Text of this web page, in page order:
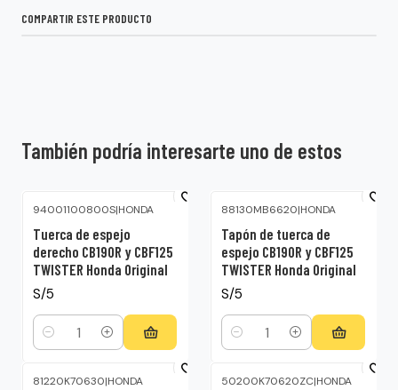
COMPARTIR ESTE PRODUCTO
También podría interesarte uno de estos
94001100800S|HONDA
Tuerca de espejo
derecho CB190R y CBF125
TWISTER Honda Original
S/5
Cantidad
88130MB6620|HONDA
Tapón de tuerca de
espejo CB190R y CBF125
TWISTER Honda Original
S/5
Cantidad
81220K70630|HONDA 50200K70620ZC|HONDA